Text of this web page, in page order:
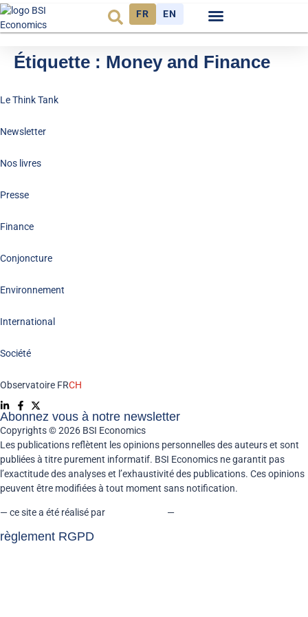
FR EN
Étiquette : Money and Finance
Le Think Tank
Newsletter
Nos livres
Presse
Finance
Conjoncture
Environnement
International
Société
Observatoire FRCH
Abonnez vous à notre newsletter
Copyrights © 2026 BSI Economics
Les publications reflètent les opinions personnelles des auteurs et sont
publiées à titre purement informatif. BSI Economics ne garantit pas
l’exactitude des analyses et l’exhaustivité des publications. Ces opinions
peuvent être modifiées à tout moment sans notification.
— ce site a été réalisé par —
règlement RGPD